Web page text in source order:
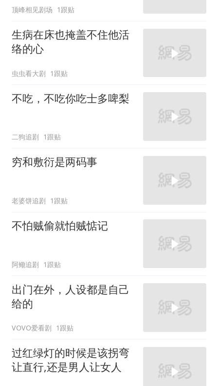
顶峰相见剧场 1跟贴
生病在床也掩盖不住他活
络的心
虫虫看大剧 1跟贴
不吃，不吃你吃士多啤梨
二狗追剧 1跟贴
穷和敷衍是两码事
老婆饼追剧 1跟贴
不怕贼偷就怕贼惦记
阿鳓追剧 1跟贴
出门在外，人设都是自己
给的
VOVO爱看剧 1跟贴
过红绿灯的时候是该拐弯
让直行,还是男人让女人